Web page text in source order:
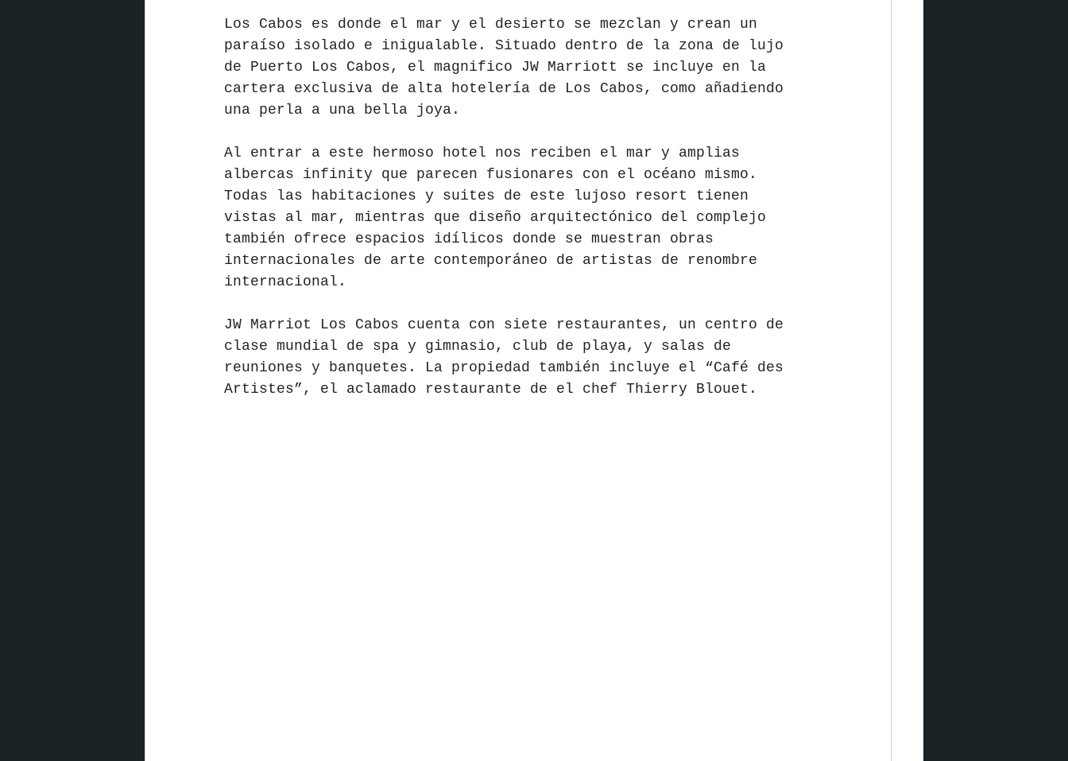
Los Cabos es donde el mar y el desierto se mezclan y crean un
paraíso isolado e inigualable. Situado dentro de la zona de lujo
de Puerto Los Cabos, el magnifico JW Marriott se incluye en la
cartera exclusiva de alta hotelería de Los Cabos, como añadiendo
una perla a una bella joya.
Al entrar a este hermoso hotel nos reciben el mar y amplias
albercas infinity que parecen fusionares con el océano mismo.
Todas las habitaciones y suites de este lujoso resort tienen
vistas al mar, mientras que diseño arquitectónico del complejo
también ofrece espacios idílicos donde se muestran obras
internacionales de arte contemporáneo de artistas de renombre
internacional.
JW Marriot Los Cabos cuenta con siete restaurantes, un centro de
clase mundial de spa y gimnasio, club de playa, y salas de
reuniones y banquetes. La propiedad también incluye el “Café des
Artistes”, el aclamado restaurante de el chef Thierry Blouet.